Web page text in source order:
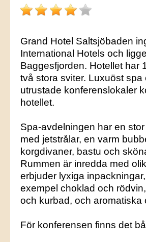
Grand Hotel Saltsjöbaden
International Hotels och
Baggesfjorden. Hotellet har
två stora sviter. Luxuöst spa
utrustade konferenslokaler
hotellet.
Spa-avdelningen har en
med jetstrålar, en varm
korgdivaner, bastu och
Rummen är inredda med
erbjuder lyxiga
exempel choklad och
och kurbad, och aromatiska
För konferensen finns det